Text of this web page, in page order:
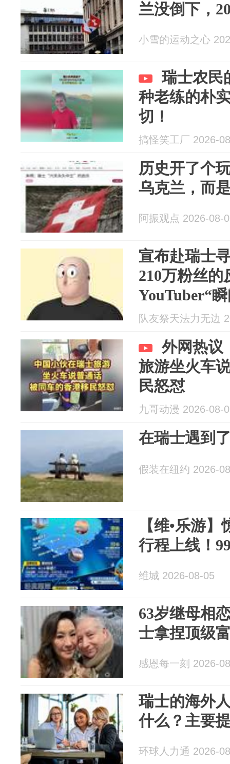
兰没倒下，
小雪的运动之心
瑞士农民
种老练的朴
切！
搞怪笑工厂 2026-
历史开了个
乌克兰，而
阿振观点 2026-08-
宣布赴瑞士
210万粉丝的
YouTuber“
队友祭天法力无边
外网热议
旅游坐火车
民怒怼
九哥动漫 2026-08-
在瑞士遇到
假装在纽约 2026-
【维•乐游
行程上线！
维城 2026-08-05
63岁继母相
士拿捏顶级
感恩每一刻 2026-
瑞士的海外
什么？主要
环球人力通 2026-